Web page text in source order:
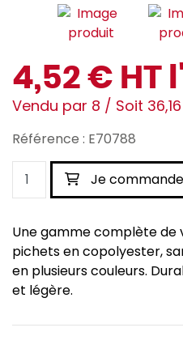
4,52 € HT
Vendu par 8 / Soit
Référence : E70788
Je commande
Une gamme complète de
pichets en copolyester,
en plusieurs couleurs.
et légère.